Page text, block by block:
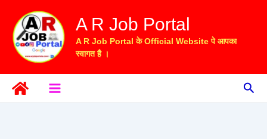
content
A R Job Portal
A R Job Portal के Official Website पे आपका
स्वागत है ।